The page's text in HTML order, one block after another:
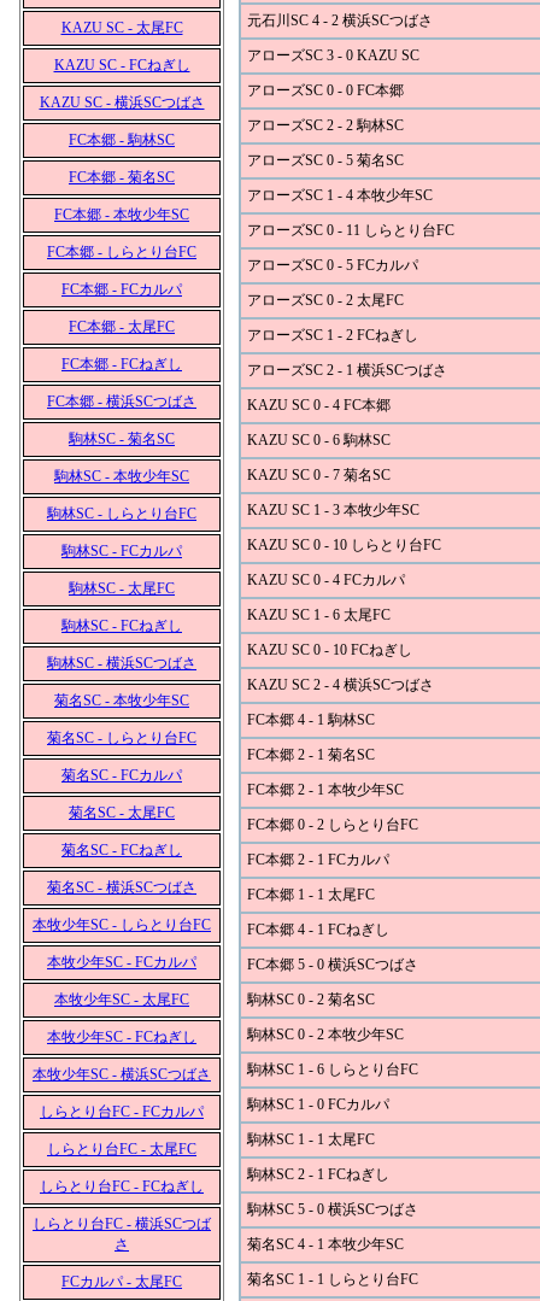
KAZU SC - 太尾FC
KAZU SC - FCねぎし
KAZU SC - 横浜SCつばさ
FC本郷 - 駒林SC
FC本郷 - 菊名SC
FC本郷 - 本牧少年SC
FC本郷 - しらとり台FC
FC本郷 - FCカルパ
FC本郷 - 太尾FC
FC本郷 - FCねぎし
FC本郷 - 横浜SCつばさ
駒林SC - 菊名SC
駒林SC - 本牧少年SC
駒林SC - しらとり台FC
駒林SC - FCカルパ
駒林SC - 太尾FC
駒林SC - FCねぎし
駒林SC - 横浜SCつばさ
菊名SC - 本牧少年SC
菊名SC - しらとり台FC
菊名SC - FCカルパ
菊名SC - 太尾FC
菊名SC - FCねぎし
菊名SC - 横浜SCつばさ
本牧少年SC - しらとり台FC
本牧少年SC - FCカルパ
本牧少年SC - 太尾FC
本牧少年SC - FCねぎし
本牧少年SC - 横浜SCつばさ
しらとり台FC - FCカルパ
しらとり台FC - 太尾FC
しらとり台FC - FCねぎし
しらとり台FC - 横浜SCつば
さ
FCカルパ - 太尾FC
元石川SC 4 - 2 横浜SCつばさ
アローズSC 3 - 0 KAZU SC
アローズSC 0 - 0 FC本郷
アローズSC 2 - 2 駒林SC
アローズSC 0 - 5 菊名SC
アローズSC 1 - 4 本牧少年SC
アローズSC 0 - 11 しらとり台FC
アローズSC 0 - 5 FCカルパ
アローズSC 0 - 2 太尾FC
アローズSC 1 - 2 FCねぎし
アローズSC 2 - 1 横浜SCつばさ
KAZU SC 0 - 4 FC本郷
KAZU SC 0 - 6 駒林SC
KAZU SC 0 - 7 菊名SC
KAZU SC 1 - 3 本牧少年SC
KAZU SC 0 - 10 しらとり台FC
KAZU SC 0 - 4 FCカルパ
KAZU SC 1 - 6 太尾FC
KAZU SC 0 - 10 FCねぎし
KAZU SC 2 - 4 横浜SCつばさ
FC本郷 4 - 1 駒林SC
FC本郷 2 - 1 菊名SC
FC本郷 2 - 1 本牧少年SC
FC本郷 0 - 2 しらとり台FC
FC本郷 2 - 1 FCカルパ
FC本郷 1 - 1 太尾FC
FC本郷 4 - 1 FCねぎし
FC本郷 5 - 0 横浜SCつばさ
駒林SC 0 - 2 菊名SC
駒林SC 0 - 2 本牧少年SC
駒林SC 1 - 6 しらとり台FC
駒林SC 1 - 0 FCカルパ
駒林SC 1 - 1 太尾FC
駒林SC 2 - 1 FCねぎし
駒林SC 5 - 0 横浜SCつばさ
菊名SC 4 - 1 本牧少年SC
菊名SC 1 - 1 しらとり台FC